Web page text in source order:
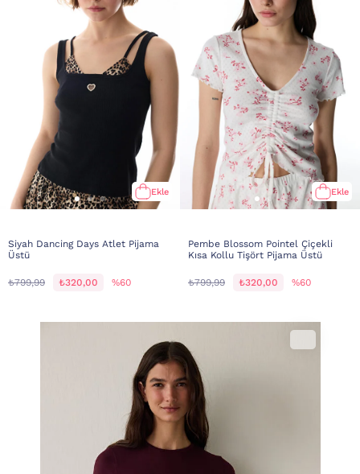
Ekle
Siyah Dancing Days Atlet Pijama
Üstü
₺799,99 ₺320,00 %60
Ekle
Pembe Blossom Pointel Çiçekli
Kısa Kollu Tişört Pijama Üstü
₺799,99 ₺320,00 %60